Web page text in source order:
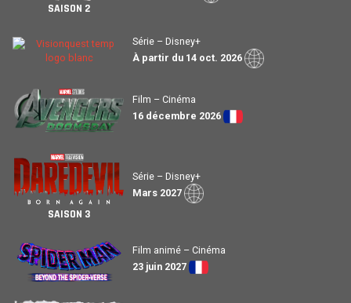
SAISON 2
Série – Disney+
À partir du 14 oct. 2026
Film – Cinéma
16 décembre 2026
SAISON 3
Série – Disney+
Mars 2027
Film animé – Cinéma
23 juin 2027